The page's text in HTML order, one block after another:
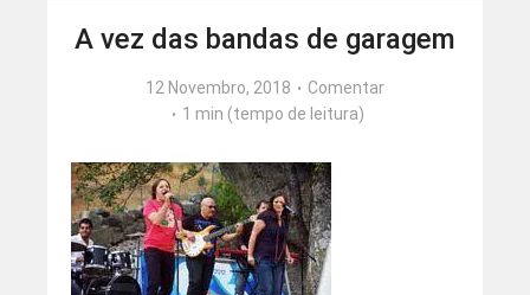
A vez das bandas de garagem
12 Novembro, 2018
Comentar
1 min (tempo de leitura)